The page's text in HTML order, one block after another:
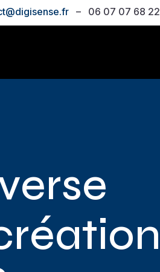
– 06 07 07 68 22